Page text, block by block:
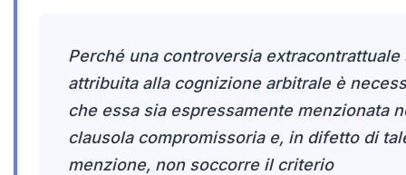
Perché una controversia extracontrattuale
attribuita alla cognizione arbitrale è
che essa sia espressamente menzionata
clausola compromissoria e, in difetto di
menzione, non soccorre il criterio